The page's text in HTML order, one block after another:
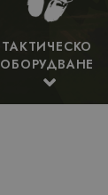
ТАКТИЧЕСКО
ОБОРУДВАНЕ